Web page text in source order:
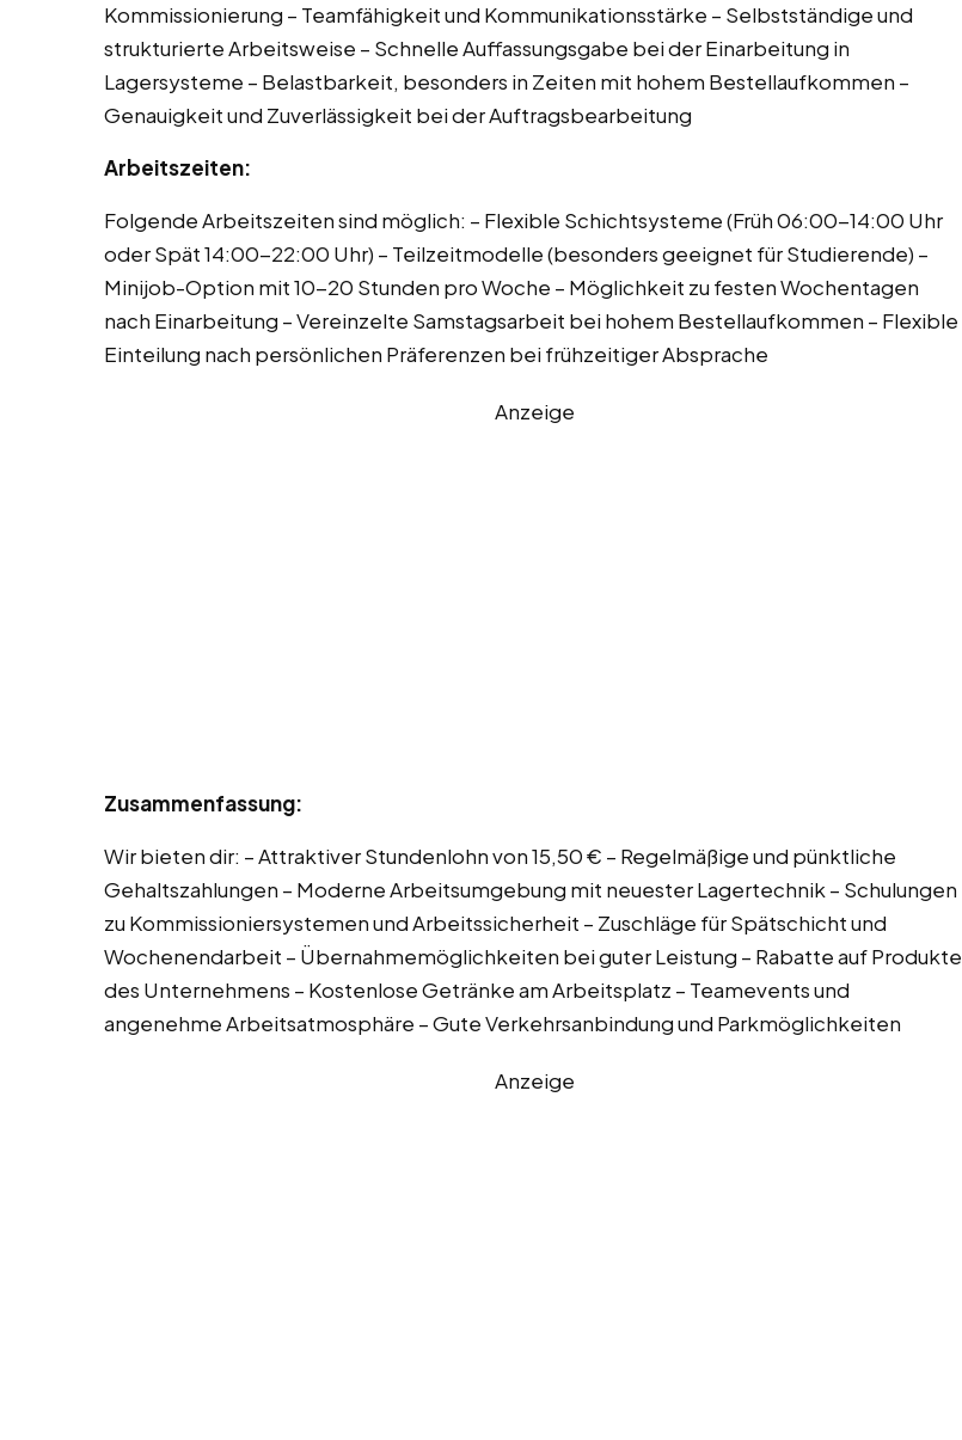
Kommissionierung – Teamfähigkeit und Kommunikationsstärke – Selbstständige und
strukturierte Arbeitsweise – Schnelle Auffassungsgabe bei der Einarbeitung in
Lagersysteme – Belastbarkeit, besonders in Zeiten mit hohem Bestellaufkommen –
Genauigkeit und Zuverlässigkeit bei der Auftragsbearbeitung
Arbeitszeiten:
Folgende Arbeitszeiten sind möglich: – Flexible Schichtsysteme (Früh 06:00-14:00 Uhr
oder Spät 14:00-22:00 Uhr) – Teilzeitmodelle (besonders geeignet für Studierende) –
Minijob-Option mit 10-20 Stunden pro Woche – Möglichkeit zu festen Wochentagen
nach Einarbeitung – Vereinzelte Samstagsarbeit bei hohem Bestellaufkommen – Flexible
Einteilung nach persönlichen Präferenzen bei frühzeitiger Absprache
Anzeige
Zusammenfassung:
Wir bieten dir: – Attraktiver Stundenlohn von 15,50 € – Regelmäßige und pünktliche
Gehaltszahlungen – Moderne Arbeitsumgebung mit neuester Lagertechnik – Schulungen
zu Kommissioniersystemen und Arbeitssicherheit – Zuschläge für Spätschicht und
Wochenendarbeit – Übernahmemöglichkeiten bei guter Leistung – Rabatte auf Produkte
des Unternehmens – Kostenlose Getränke am Arbeitsplatz – Teamevents und
angenehme Arbeitsatmosphäre – Gute Verkehrsanbindung und Parkmöglichkeiten
Anzeige